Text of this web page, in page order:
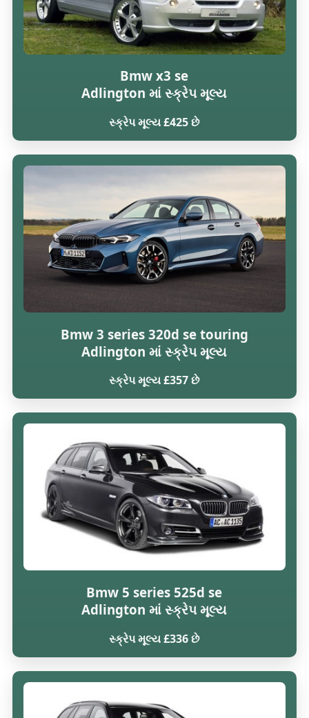
Bmw x3 se
Adlington માં સ્ક્રેપ મૂલ્ય
સ્ક્રેપ મૂલ્ય £425 છે
Bmw 3 series 320d se touring
Adlington માં સ્ક્રેપ મૂલ્ય
સ્ક્રેપ મૂલ્ય £357 છે
Bmw 5 series 525d se
Adlington માં સ્ક્રેપ મૂલ્ય
સ્ક્રેપ મૂલ્ય £336 છે